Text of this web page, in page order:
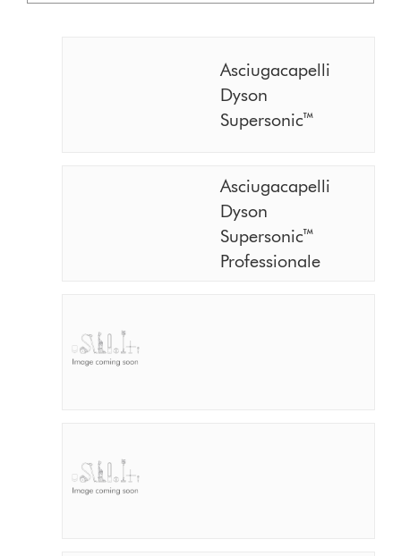
Asciugacapelli
Dyson
Supersonic™
Asciugacapelli
Dyson
Supersonic™
Professionale